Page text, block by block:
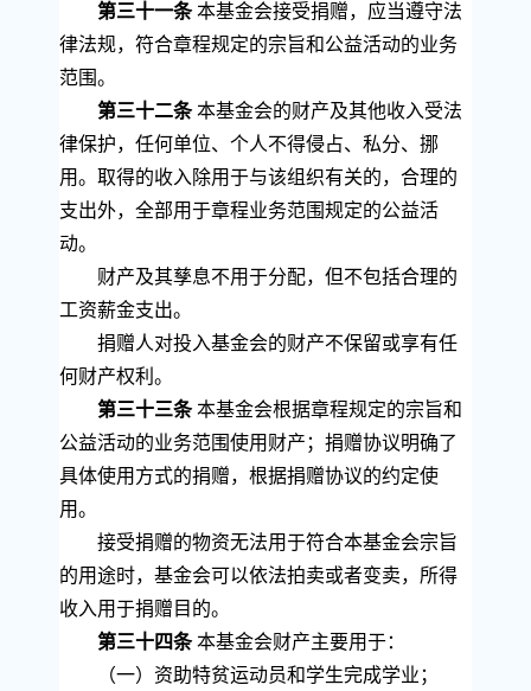
第三十一条 本基金会接受捐赠，应当遵守法
律法规，符合章程规定的宗旨和公益活动的业务
范围。
第三十二条 本基金会的财产及其他收入受法
律保护，任何单位、个人不得侵占、私分、挪
用。取得的收入除用于与该组织有关的，合理的
支出外，全部用于章程业务范围规定的公益活
动。
财产及其孳息不用于分配，但不包括合理的
工资薪金支出。
捐赠人对投入基金会的财产不保留或享有任
何财产权利。
第三十三条 本基金会根据章程规定的宗旨和
公益活动的业务范围使用财产；捐赠协议明确了
具体使用方式的捐赠，根据捐赠协议的约定使
用。
接受捐赠的物资无法用于符合本基金会宗旨
的用途时，基金会可以依法拍卖或者变卖，所得
收入用于捐赠目的。
第三十四条 本基金会财产主要用于：
（一）资助特贫运动员和学生完成学业；